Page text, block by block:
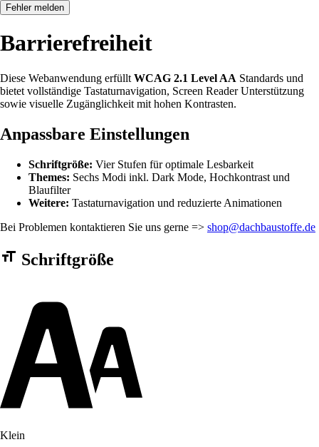
Fehler melden
Barrierefreiheit
Diese Webanwendung erfüllt WCAG 2.1 Level AA Standards und
bietet vollständige Tastaturnavigation, Screen Reader Unterstützung
sowie visuelle Zugänglichkeit mit hohen Kontrasten.
Anpassbare Einstellungen
Schriftgröße: Vier Stufen für optimale Lesbarkeit
Themes: Sechs Modi inkl. Dark Mode, Hochkontrast und
Blaufilter
Weitere: Tastaturnavigation und reduzierte Animationen
Bei Problemen kontaktieren Sie uns gerne => shop@dachbaustoffe.de
Barrierefreiheit Einstellungen Formular
Schriftgröße
Klein